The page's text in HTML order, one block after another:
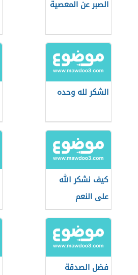
الصبر عن المعصية
الشكر لله وحده
كيف نشكر الله
على النعم
فضل الصدقة